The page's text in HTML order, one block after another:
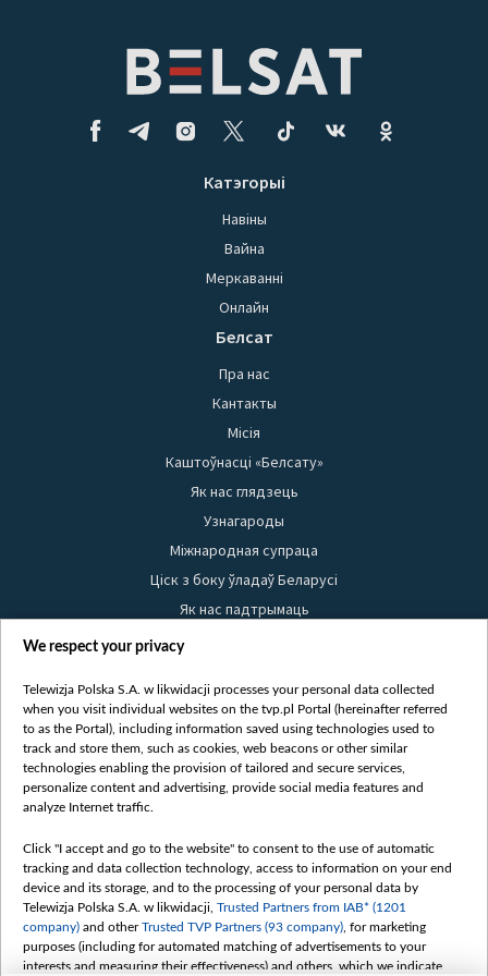
Катэгорыі
Навіны
Вайна
Меркаванні
Онлайн
Белсат
Пра нас
Кантакты
Місія
Каштоўнасці «Белсату»
Як нас глядзець
Узнагароды
Міжнародная супраца
Ціск з боку ўладаў Беларусі
Як нас падтрымаць
Правілы выкарыстання матэрыялаў
Бяспека
Youtube
Белсат news
Белсат Shorts
Жэстачайшы мульт
Belsat English
Biełsat PL
Белсат Now
Белсат History
We respect your privacy
Telewizja Polska S.A. w likwidacji processes your personal data collected
when you visit individual websites on the tvp.pl Portal (hereinafter referred
to as the Portal), including information saved using technologies used to
track and store them, such as cookies, web beacons or other similar
technologies enabling the provision of tailored and secure services,
personalize content and advertising, provide social media features and
analyze Internet traffic.
Click "I accept and go to the website" to consent to the use of automatic
tracking and data collection technology, access to information on your end
device and its storage, and to the processing of your personal data by
Telewizja Polska S.A. w likwidacji, Trusted Partners from IAB* (1201
company) and otherTrusted TVP Partners (93 company) , for marketing
purposes (including for automated matching of advertisements to your
interests and measuring their effectiveness) and others, which we indicate